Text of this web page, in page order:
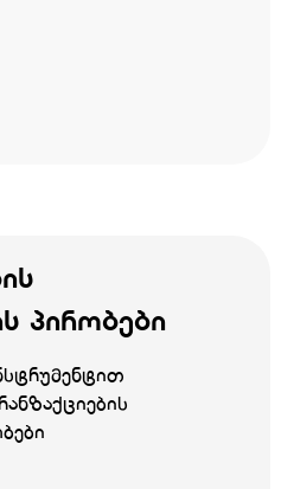
პირობები